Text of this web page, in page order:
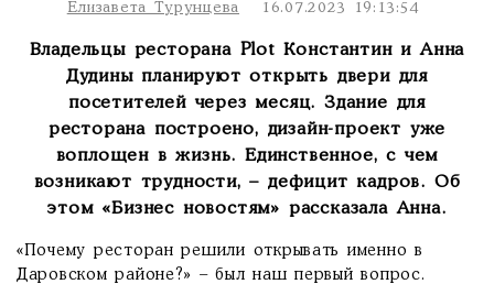
Елизавета Турунцева 16.07.2023 19:13:54
Владельцы ресторана Plot Константин и Анна
Дудины планируют открыть двери для
посетителей через месяц. Здание для
ресторана построено, дизайн-проект уже
воплощен в жизнь. Единственное, с чем
возникают трудности, – дефицит кадров. Об
этом «Бизнес новостям» рассказала Анна.
«Почему ресторан решили открывать именно в
Даровском районе?» – был наш первый вопрос.